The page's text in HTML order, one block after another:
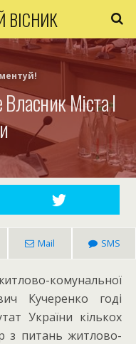
ВІСНИК
Міста І
Mail SMS
комунальної
Кучеренко годі
України кількох
з питань житлово-